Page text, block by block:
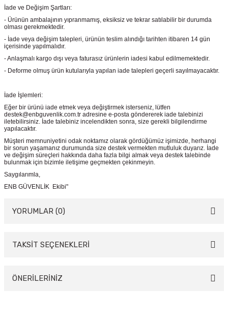
İade ve Değişim Şartları:
- Ürünün ambalajının yıpranmamış, eksiksiz ve tekrar satılabilir bir durumda
olması gerekmektedir.
- İade veya değişim talepleri, ürünün teslim alındığı tarihten itibaren 14 gün
içerisinde yapılmalıdır.
- Anlaşmalı kargo dışı veya faturasız ürünlerin iadesi kabul edilmemektedir.
- Deforme olmuş ürün kutularıyla yapılan iade talepleri geçerli sayılmayacaktır.
İade İşlemleri:
Eğer bir ürünü iade etmek veya değiştirmek isterseniz, lütfen
destek@enbguvenlik.com.tr adresine e-posta göndererek iade talebinizi
iletebilirsiniz. İade talebiniz incelendikten sonra, size gerekli bilgilendirme
yapılacaktır.
Müşteri memnuniyetini odak noktamız olarak gördüğümüz işimizde, herhangi
bir sorun yaşamanız durumunda size destek vermekten mutluluk duyarız. İade
ve değişim süreçleri hakkında daha fazla bilgi almak veya destek talebinde
bulunmak için bizimle iletişime geçmekten çekinmeyin.
Saygılarımla,
ENB GÜVENLİK Ekibi"
YORUMLAR (0)
Bu ürüne ilk yorumu siz yapın!
TAKSİT SEÇENEKLERİ
ÖNERİLERİNİZ